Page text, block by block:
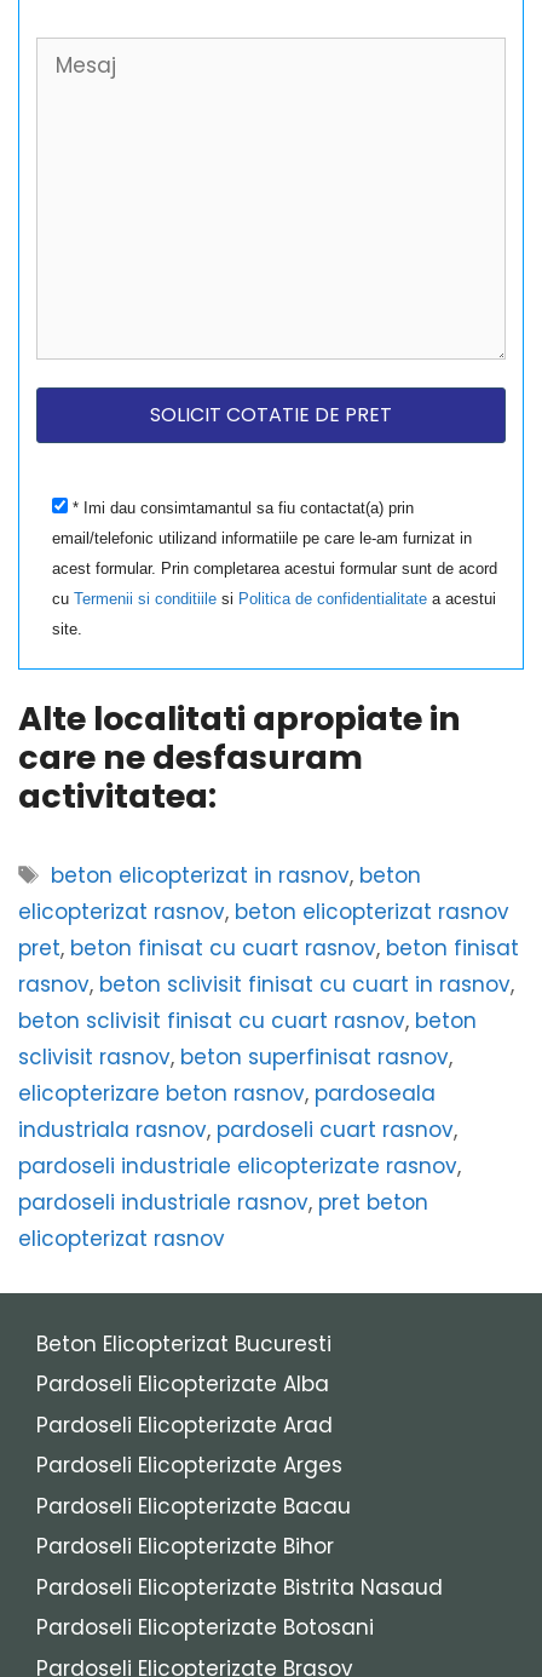
* Imi dau consimtamantul sa fiu contactat(a) prin
email/telefonic utilizand informatiile pe care le-am furnizat in
acest formular. Prin completarea acestui formular sunt de acord
cuTermenii si conditiile si Politica de confidentialitate a acestui
site.
Alte localitati apropiate in
care ne desfasuram
activitatea:
Etichete
beton elicopterizat in rasnov, beton
elicopterizat rasnov, beton elicopterizat rasnov
pret, beton finisat cu cuart rasnov, beton finisat
rasnov, beton sclivisit finisat cu cuart in rasnov,
beton sclivisit finisat cu cuart rasnov, beton
sclivisit rasnov, beton superfinisat rasnov,
elicopterizare beton rasnov, pardoseala
industriala rasnov, pardoseli cuart rasnov,
pardoseli industriale elicopterizate rasnov,
pardoseli industriale rasnov, pret beton
elicopterizat rasnov
Beton Elicopterizat Bucuresti
Pardoseli Elicopterizate Alba
Pardoseli Elicopterizate Arad
Pardoseli Elicopterizate Arges
Pardoseli Elicopterizate Bacau
Pardoseli Elicopterizate Bihor
Pardoseli Elicopterizate Bistrita Nasaud
Pardoseli Elicopterizate Botosani
Pardoseli Elicopterizate Brasov